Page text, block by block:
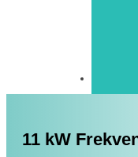
11 kW